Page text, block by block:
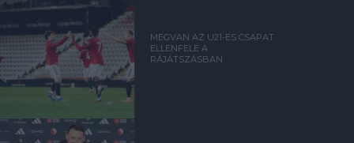
MEGVAN AZ U21-ES CSAPAT
ELLENFELE A
RÁJÁTSZÁSBAN